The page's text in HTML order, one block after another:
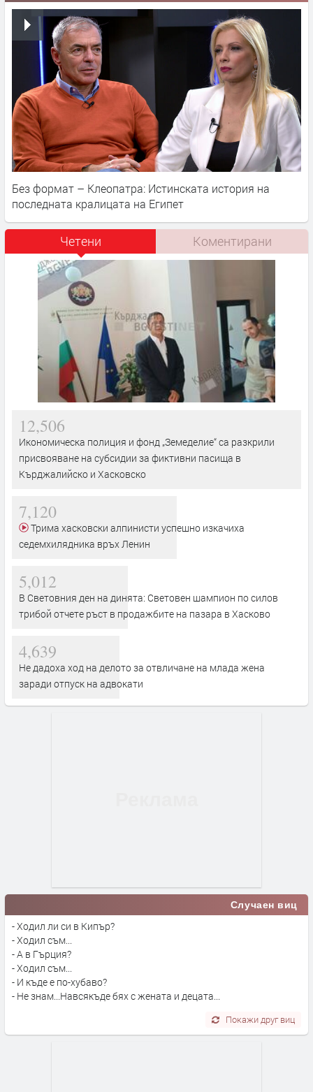
Без формат – Клеопатра: Истинската история на
последната кралицата на Египет
Четени Коментирани
12,506
Икономическа полиция и фонд „Земеделие“ са разкрили
присвояване на субсидии за фиктивни пасища в
Кърджалийско и Хасковско
7,120
седемхилядника връх Ленин
5,012
В Световния ден на динята: Световен шампион по силов
трибой отчете ръст в продажбите на пазара в Хасково
4,639
Не дадоха ход на делото за отвличане на млада жена
заради отпуск на адвокати
Случаен виц
- Ходил ли си в Кипър?
- Ходил съм...
- А в Гърция?
- Ходил съм...
- И къде е по-хубаво?
- Не знам...Навсякъде бях с жената и децата...
Покажи друг виц